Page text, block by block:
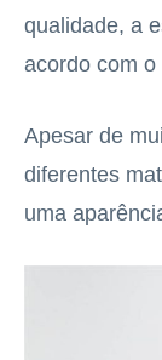
qualidade, a
acordo com
Apesar de
diferentes
uma